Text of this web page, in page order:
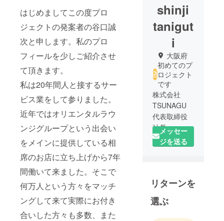
はじめましてこの度プロ
ジェクトの発案者の谷口誠
次と申します。私のプロ
フィールを少しご紹介させ
て頂きます。
私は20年間人と接するサー
ビス業をして参りました。
近年ではオリエンタルラウ
ンジグループという出会い
をメインに提供している相
席のお店に立ち上げから7年
間働いて来ました。そこで
何万人という方々をマッチ
ングして来て実際にお付き
合いした方々も多数、また
shinji
tanigut
i
大阪府
初めてのプ
ロジェクト
です
株式会社
TSUNAGU
代表取締役
社長メッセー
ジを送る
リターンを
選ぶ